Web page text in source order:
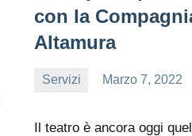
con la
Altamura
Servizi
Marzo 7, 2022
Il teatro è ancora oggi